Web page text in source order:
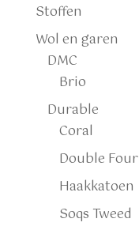
Stoffen
Wol en garen
DMC
Brio
Durable
Coral
Double Four
Haakkatoen
Soqs Tweed